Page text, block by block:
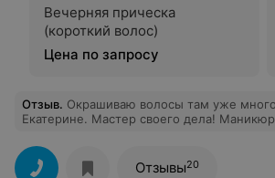
Вечерняя прическа
(короткий волос)
Цена по запросу
Отзыв. Окрашиваю волосы там уже
Екатерине. Мастер своего дела!
и уровнем обслуживания! Спасибо!
Отзывы20